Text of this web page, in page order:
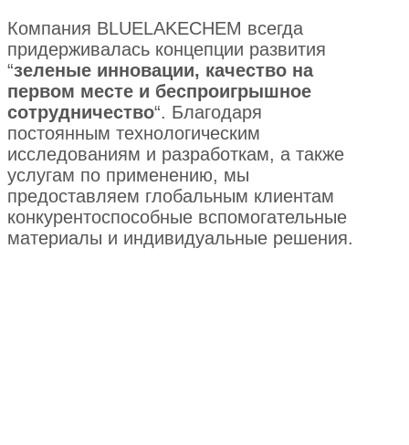
Компания BLUELAKECHEM всегда
придерживалась концепции развития
“зеленые инновации, качество на
первом месте и беспроигрышное
сотрудничество“. Благодаря
постоянным технологическим
исследованиям и разработкам, а также
услугам по применению, мы
предоставляем глобальным клиентам
конкурентоспособные вспомогательные
материалы и индивидуальные решения.